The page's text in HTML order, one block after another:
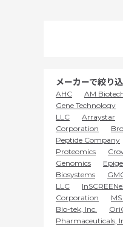
メーカーで絞り
AHC AM
Gene Technology
LLC
Arraystar
Corporation
Peptide Company
Proteomics
Genomics
Biosystems
LLC
Corporation
Bio-tek, Inc.
Pharmaceuticals,